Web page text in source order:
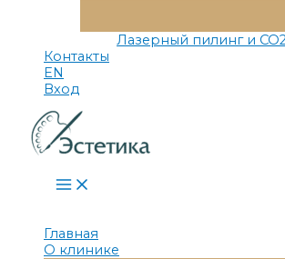
Меню
Лазерный пилинг и
Контакты
EN
Вход
Main
Menu
Главная
О клинике